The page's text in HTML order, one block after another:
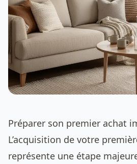
Préparer son premier achat
L’acquisition de votre
représente une étape